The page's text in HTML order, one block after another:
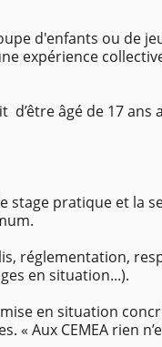
d'enfants ou de
expérience
d’être âgé de 17
stage pratique et la
réglementation,
en situation...).
en situation
Aux CEMEA rien